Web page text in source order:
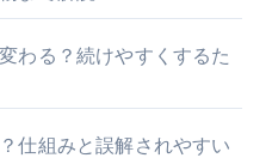
わる？続けやすくするた
仕組みと誤解されやすい